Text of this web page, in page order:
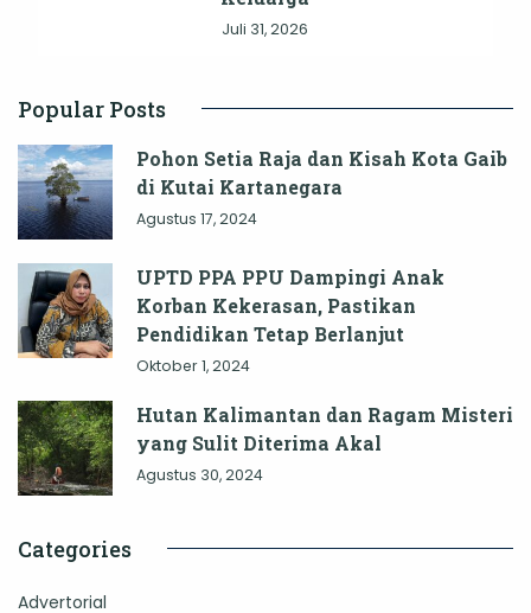
Juli 31, 2026
Popular Posts
Pohon Setia Raja dan Kisah Kota Gaib
di Kutai Kartanegara
Agustus 17, 2024
UPTD PPA PPU Dampingi Anak
Korban Kekerasan, Pastikan
Pendidikan Tetap Berlanjut
Oktober 1, 2024
Hutan Kalimantan dan Ragam Misteri
yang Sulit Diterima Akal
Agustus 30, 2024
Categories
Advertorial